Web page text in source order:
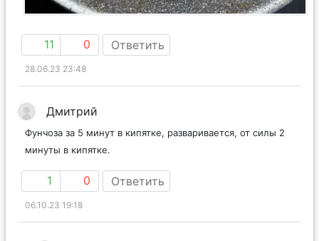
11 0 Ответить
28.06.23 23:48
Дмитрий
Фунчоза за 5 минут в кипятке, разваривается, от силы 2
минуты в кипятке.
1 0 Ответить
06.10.23 19:18